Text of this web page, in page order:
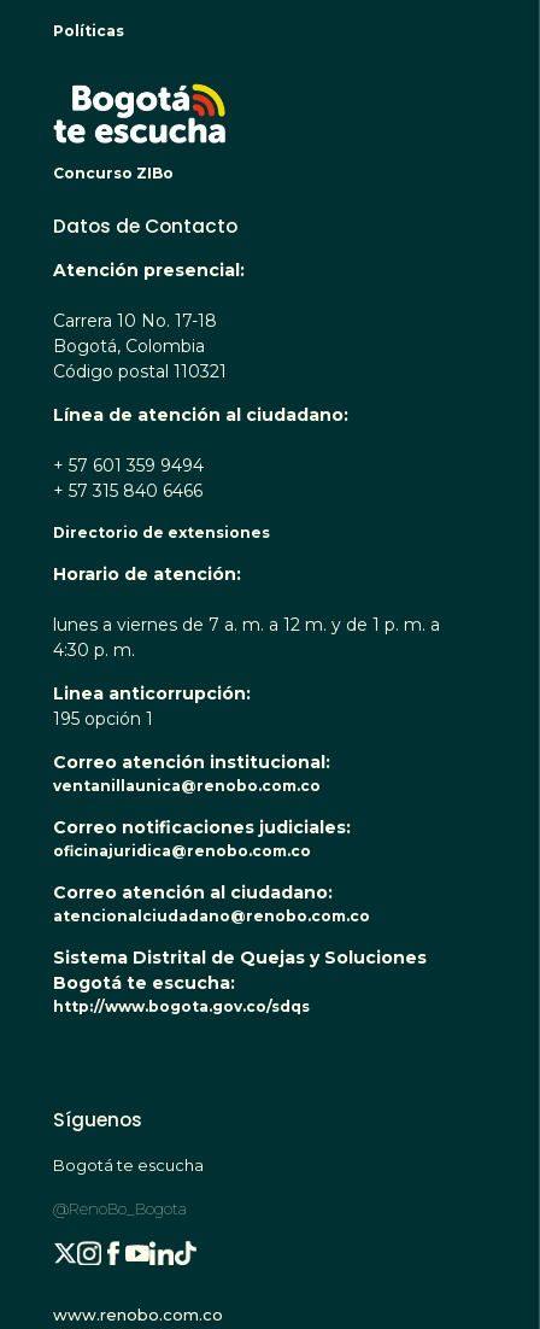
Políticas
Concurso ZIBo
Datos de Contacto
Atención presencial:
Carrera 10 No. 17-18
Bogotá, Colombia
Código postal 110321
Línea de atención al ciudadano:
+ 57 601 359 9494
+ 57 315 840 6466
Directorio de extensiones
Horario de atención:
lunes a viernes de 7 a. m. a 12 m. y de 1 p. m. a
4:30 p. m.
Linea anticorrupción:
195 opción 1
Correo atención institucional:
ventanillaunica@renobo.com.co
Correo notificaciones judiciales:
oficinajuridica@renobo.com.co
Correo atención al ciudadano:
atencionalciudadano@renobo.com.co
Sistema Distrital de Quejas y Soluciones
Bogotá te escucha:
http://www.bogota.gov.co/sdqs
Síguenos
Bogotá te escucha
@RenoBo_Bogota
www.renobo.com.co